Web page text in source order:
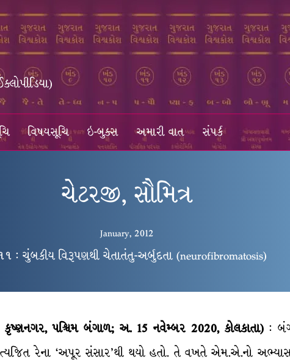
વિષયસૂચિ ઇ-બુક્સ અમારી વાત સંપર્ક
ચેટરજી, સૌમિત્ર
January, 2012
: ચુંબકીય વિરૂપણથી ચેતાતંતુ-અર્બુદતા (neurofibromatosis)
પશ્ચિમ બંગાળ; અ. 15 નવેમ્બર 2020, કોલકાતા):
રેના ‘અપૂર સંસાર’થી થયો હતો. તે વખતે એમ.એ.નો